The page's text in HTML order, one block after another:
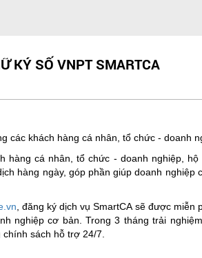
KÝ SỐ VNPT SMARTCA
khách hàng cá nhân, tổ chức - doanh
hàng cá nhân, tổ chức - doanh nghiệp,
hàng ngày, góp phần giúp doanh
, đăng ký dịch vụ SmartCA sẽ được miễn
nghiệp cơ bản. Trong 3 tháng trải
sách hỗ trợ 24/7.